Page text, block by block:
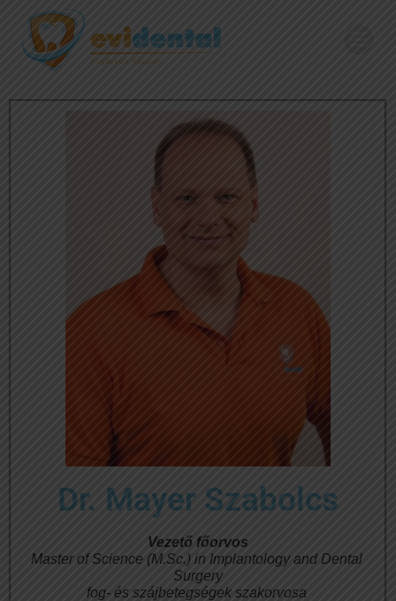
Dr. Mayer Szabolcs
Vezető főorvos
Master of Science (M.Sc.) in Implantology and Dental
Surgery
fog- és szájbetegségek szakorvosa